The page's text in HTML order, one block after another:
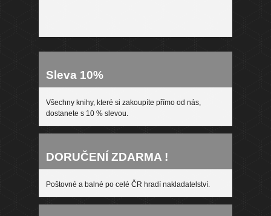
Sleva 10%
Všechny knihy, které si zakoupíte přímo od nás,
dostanete s 10 % slevou.
DORUČENÍ ZDARMA !
Poštovné a balné po celé ČR hradí nakladatelství.